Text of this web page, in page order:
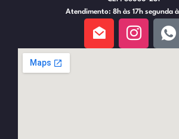
Atendimento: 8h às 17h segunda